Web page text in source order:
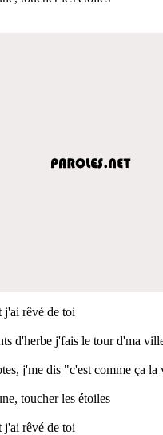
j'ai rêvé de toi
d'herbe j'fais le tour d'ma
j'me dis "c'est comme ça la
toucher les étoiles
j'ai rêvé de toi